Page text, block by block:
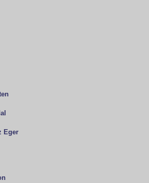
Eger